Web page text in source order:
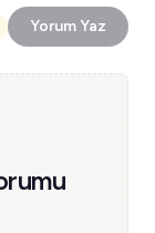
Yorum Yaz